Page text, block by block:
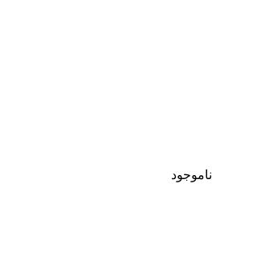
ناموجود